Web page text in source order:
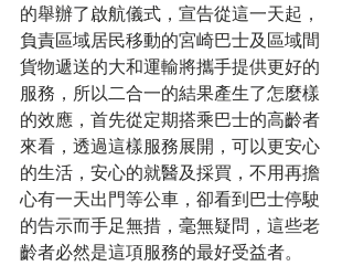
的舉辦了啟航儀式，宣告從這一天起，
負責區域居民移動的宮崎巴士及區域間
貨物遞送的大和運輸將攜手提供更好的
服務，所以二合一的結果產生了怎麼樣
的效應，首先從定期搭乘巴士的高齡者
來看，透過這樣服務展開，可以更安心
的生活，安心的就醫及採買，不用再擔
心有一天出門等公車，卻看到巴士停駛
的告示而手足無措，毫無疑問，這些老
齡者必然是這項服務的最好受益者。